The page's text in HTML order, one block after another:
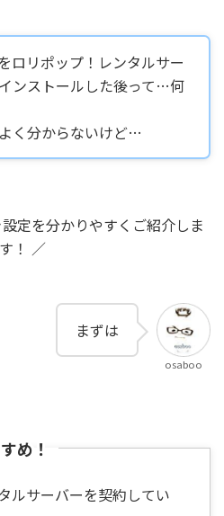
ロリポップ！レンタルサー
ンストールした後って…何
く分からないけど…
定を分かりやすくご紹介しま
す！ ／
から先に進も
osaboo
め！
ルサーバーを契約してい